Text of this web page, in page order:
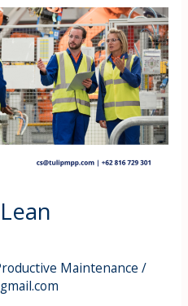
Maintenance /